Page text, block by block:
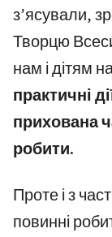
з’ясували,
Творцю
нам і дітям
практичні
прихована
робити.
Проте і з
повинні